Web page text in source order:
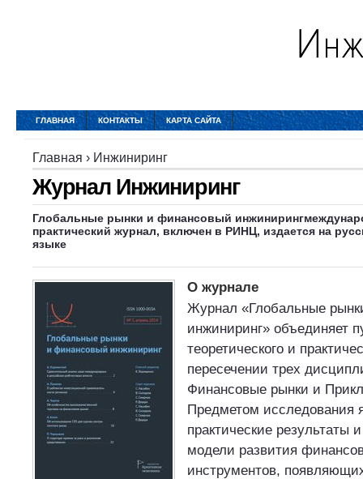
ГЛАВНАЯ КОНТАКТЫ КАРТА САЙТА
Главная › Инжиниринг
Журнал Инжиниринг
Глобальные рынки и финансовый
практический журнал, включен в РИНЦ, издается на
языке
О журнале
Журнал «Глобальные
инжиниринг» объединяет
теоретического и
пересечении трех
Финансовые рынки и
Предметом исследования
практические результаты
модели развития
инструментов,